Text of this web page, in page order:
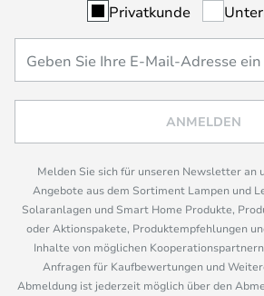
Privatkunde
ANMELDEN
Melden Sie sich für unseren Newsletter an
Angebote aus dem Sortiment Lampen und
Solaranlagen und Smart Home Produkte,
oder Aktionspakete, Produktempfehlungen
Inhalte von möglichen
Anfragen für Kaufbewertungen und
Abmeldung ist jederzeit möglich über den